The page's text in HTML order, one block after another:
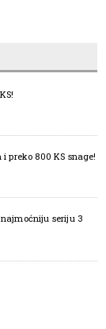
preko 800 KS snage!
seriju 3